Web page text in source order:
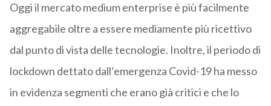
Oggi il mercato medium enterprise è più facilmente
aggregabile oltre a essere mediamente più ricettivo
dal punto di vista delle tecnologie. Inoltre, il periodo di
lockdown dettato dall’emergenza Covid-19 ha messo
in evidenza segmenti che erano già critici e che lo